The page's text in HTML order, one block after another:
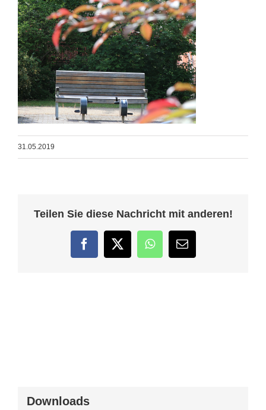
31.05.2019
Teilen Sie diese Nachricht mit anderen!
FacebookTwitterWhatsApp
E-
Mail
Downloads